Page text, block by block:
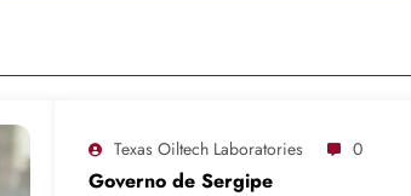
Texas Oiltech Laboratories 0
Governo de Sergipe